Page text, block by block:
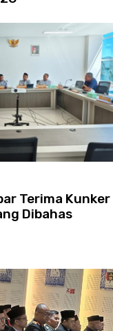
Terima Kunker
Dibahas